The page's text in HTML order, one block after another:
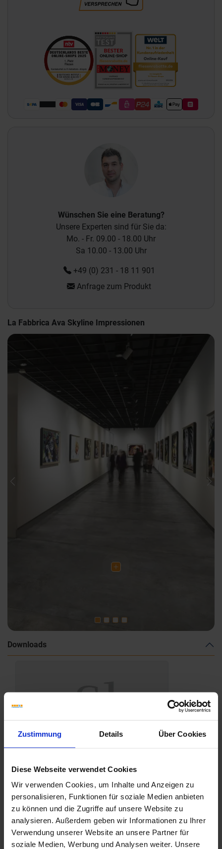
Zustimmung Details Über Cookies
Diese Webseite verwendet Cookies
Wir verwenden Cookies, um Inhalte und Anzeigen zu
personalisieren, Funktionen für soziale Medien anbieten
zu können und die Zugriffe auf unsere Website zu
analysieren. Außerdem geben wir Informationen zu Ihrer
Verwendung unserer Website an unsere Partner für
soziale Medien, Werbung und Analysen weiter. Unsere
Wünschen Sie eine Beratung?
Unsere Experten sind für Sie da:
Mo. - Fr. 09.00 - 18.00 Uhr
Sa 10.00 - 13.00 Uhr
+49 (0) 231 - 18 11 901
Anfrage zum Produkt
La Fabbrica Ava Skyline Impressionen
Previous
Downloads